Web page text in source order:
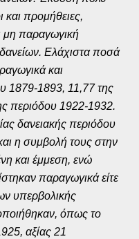
και προμήθειες,
μη παραγωγική
Ελάχιστα ποσά
και
1879-1893, 11,77 της
περιόδου 1922-1932.
δανειακής περιόδου
η συμβολή τους στην
και έμμεση, ενώ
παραγωγικά είτε
υπερβολικής
όπως το
αξίας 21